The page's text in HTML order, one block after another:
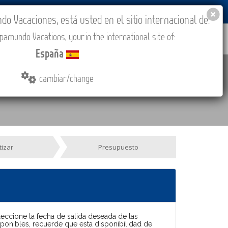
COMPRAR CONTACTO MÁS
Presupuesto
la fecha de salida deseada de las
recuerde que esta disponibilidad de
Vacaciones, está usted en el sitio internacional de:
Vacations, your in the international site of:
España
cambiar/change